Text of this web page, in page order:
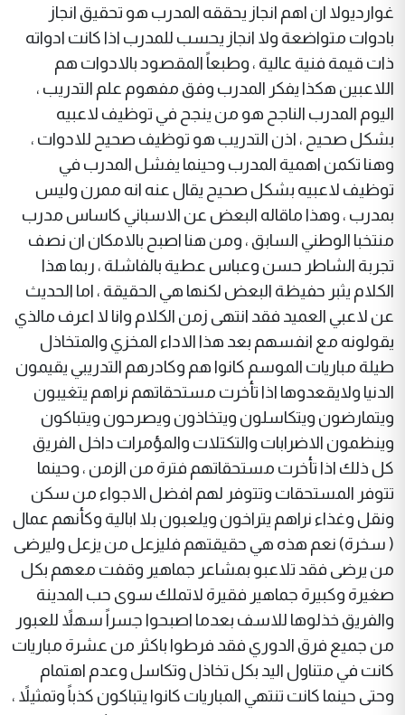
غوارديولا ان اهم انجاز يحققه المدرب هو تحقيق انجاز
بادوات متواضعة ولا انجاز يحسب للمدرب اذا كانت ادواته
ذات قيمة فنية عالية ، وطبعاً المقصود بالادوات هم
اللاعبين هكذا يفكر المدرب وفق مفهوم علم التدريب ،
اليوم المدرب الناجح هو من ينجح في توظيف لاعبيه
بشكل صحيح ، اذن التدريب هو توظيف صحيح للادوات ،
وهنا تكمن اهمية المدرب وحينما يفشل المدرب في
توظيف لاعبيه بشكل صحيح يقال عنه انه ممرن وليس
بمدرب ، وهذا ماقاله البعض عن الاسباني كاساس مدرب
منتخبا الوطني السابق ، ومن هنا اصبح بالامكان ان نصف
تجربة الشاطر حسن وعباس عطية بالفاشلة ، ربما هذا
الكلام يثبر حفيظة البعض لكنها هي الحقيقة ، اما الحديث
عن لاعبي العميد فقد انتهى زمن الكلام وانا لا اعرف مالذي
يقولونه مع انفسهم بعد هذا الاداء المخزي والمتخاذل
طيلة مباريات الموسم كانوا هم وكادرهم التدريبي يقيمون
الدنيا ولايقعدوها اذا تأخرت مستحقاتهم نراهم يتغيبون
ويتمارضون ويتكاسلون ويتخاذون ويصرحون ويتباكون
وينظمون الاضرابات والتكتلات والمؤمرات داخل الفريق
كل ذلك اذا تأخرت مستحقاتهم فترة من الزمن ، وحينما
تتوفر المستحقات وتتوفر لهم افضل الاجواء من سكن
ونقل وغذاء نراهم يتراخون ويلعبون بلا ابالية وكأنهم عمال
( سخرة) نعم هذه هي حقيقتهم فليزعل من يزعل وليرضى
من يرضى فقد تلاعبو بمشاعر جماهير وقفت معهم بكل
صغيرة وكبيرة جماهير فقيرة لاتملك سوى حب المدينة
والفريق خذلوها للاسف بعدما اصبحوا جسراً سهلاً للعبور
من جميع فرق الدوري فقد فرطوا باكثر من عشرة مباريات
كانت في متناول اليد بكل تخاذل وتكاسل وعدم اهتمام
وحتى حينما كانت تنتهي المباريات كانوا يتباكون كذباً وتمثيلاً ،